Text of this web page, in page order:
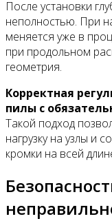
После установки
неполностью. При
меняется уже в
при продольном
геометрия.
Корректная
пилы с
Такой подход
нагрузку на узлы и
кромки на всей